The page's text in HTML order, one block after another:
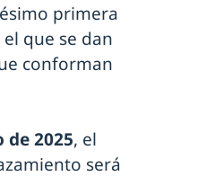
primera
el que se dan
conforman
de 2025, el
será